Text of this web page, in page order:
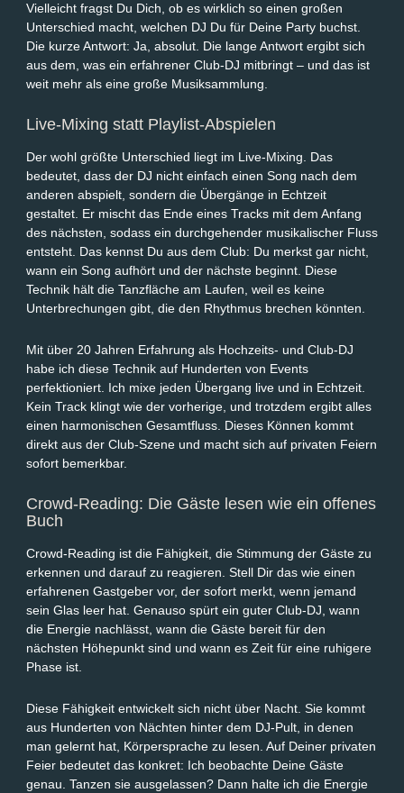
Vielleicht fragst Du Dich, ob es wirklich so einen großen
Unterschied macht, welchen DJ Du für Deine Party buchst.
Die kurze Antwort: Ja, absolut. Die lange Antwort ergibt sich
aus dem, was ein erfahrener Club-DJ mitbringt – und das ist
weit mehr als eine große Musiksammlung.
Live-Mixing statt Playlist-Abspielen
Der wohl größte Unterschied liegt im Live-Mixing. Das
bedeutet, dass der DJ nicht einfach einen Song nach dem
anderen abspielt, sondern die Übergänge in Echtzeit
gestaltet. Er mischt das Ende eines Tracks mit dem Anfang
des nächsten, sodass ein durchgehender musikalischer Fluss
entsteht. Das kennst Du aus dem Club: Du merkst gar nicht,
wann ein Song aufhört und der nächste beginnt. Diese
Technik hält die Tanzfläche am Laufen, weil es keine
Unterbrechungen gibt, die den Rhythmus brechen könnten.
Mit über 20 Jahren Erfahrung als Hochzeits- und Club-DJ
habe ich diese Technik auf Hunderten von Events
perfektioniert. Ich mixe jeden Übergang live und in Echtzeit.
Kein Track klingt wie der vorherige, und trotzdem ergibt alles
einen harmonischen Gesamtfluss. Dieses Können kommt
direkt aus der Club-Szene und macht sich auf privaten Feiern
sofort bemerkbar.
Crowd-Reading: Die Gäste lesen wie ein offenes
Buch
Crowd-Reading ist die Fähigkeit, die Stimmung der Gäste zu
erkennen und darauf zu reagieren. Stell Dir das wie einen
erfahrenen Gastgeber vor, der sofort merkt, wenn jemand
sein Glas leer hat. Genauso spürt ein guter Club-DJ, wann
die Energie nachlässt, wann die Gäste bereit für den
nächsten Höhepunkt sind und wann es Zeit für eine ruhigere
Phase ist.
Diese Fähigkeit entwickelt sich nicht über Nacht. Sie kommt
aus Hunderten von Nächten hinter dem DJ-Pult, in denen
man gelernt hat, Körpersprache zu lesen. Auf Deiner privaten
Feier bedeutet das konkret: Ich beobachte Deine Gäste
genau. Tanzen sie ausgelassen? Dann halte ich die Energie